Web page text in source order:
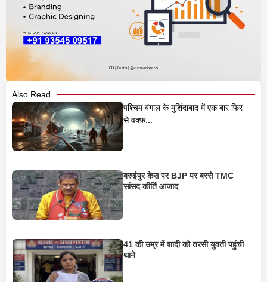
Also Read
पश्चिम बंगाल के मुर्शिदाबाद में एक बार फिर
से वक्फ...
बरुईपुर केस पर BJP पर बरसे TMC
सांसद कीर्ति आजाद
41 की उम्र में शादी को तरसी युवती पहुंची
थाने